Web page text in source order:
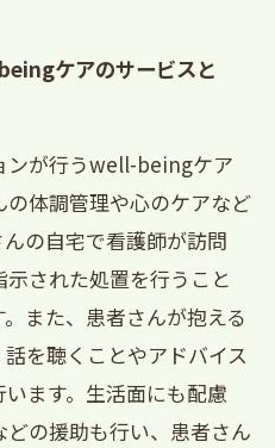
ケアのサービスと
ンが行うwell-beingケア
体調管理や心のケアなど
の自宅で看護師が訪問
された処置を行うこと
また、患者さんが抱える
を聴くことやアドバイス
ます。生活面にも配慮
の援助も行い、患者さん